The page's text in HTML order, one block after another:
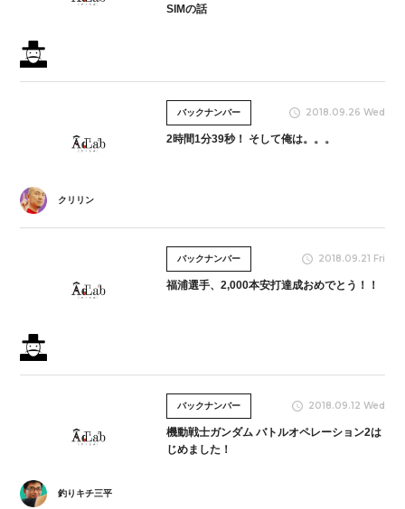
SIMの話
バックナンバー 2018.09.26 Wed
2時間1分39秒！ そして俺は。。。
クリリン
バックナンバー 2018.09.21 Fri
福浦選手、2,000本安打達成おめでとう！！
バックナンバー 2018.09.12 Wed
機動戦士ガンダム バトルオペレーション2は
じめました！
釣りキチ三平